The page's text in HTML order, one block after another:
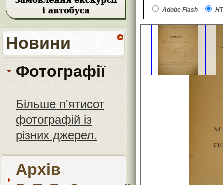
Новини
Фотографії
Більше п'ятисот
фотографій із
різних джерел.
Архів
Adobe Flash